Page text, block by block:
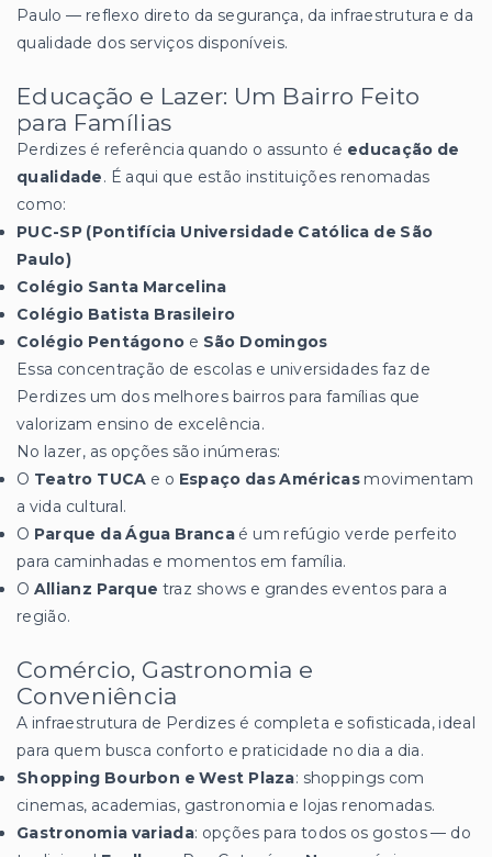
Paulo — reflexo direto da segurança, da infraestrutura e da
qualidade dos serviços disponíveis.
Educação e Lazer: Um Bairro Feito
para Famílias
Perdizes é referência quando o assunto é educação de
qualidade. É aqui que estão instituições renomadas
como:
PUC-SP (Pontifícia Universidade Católica de São
Paulo)
Colégio Santa Marcelina
Colégio Batista Brasileiro
Colégio Pentágono e São Domingos
Essa concentração de escolas e universidades faz de
Perdizes um dos melhores bairros para famílias que
valorizam ensino de excelência.
No lazer, as opções são inúmeras:
O Teatro TUCA e o Espaço das Américasmovimentam
a vida cultural.
O Parque da Água Brancaé um refúgio verde perfeito
para caminhadas e momentos em família.
O Allianz Parque traz shows e grandes eventos para a
região.
Comércio, Gastronomia e
Conveniência
A infraestrutura de Perdizes é completa e sofisticada, ideal
para quem busca conforto e praticidade no dia a dia.
Shopping Bourbon e West Plaza: shoppings com
cinemas, academias, gastronomia e lojas renomadas.
Gastronomia variada: opções para todos os gostos — do